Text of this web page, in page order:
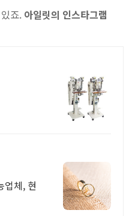
죠. 아일릿의 인스타그램
업체, 현